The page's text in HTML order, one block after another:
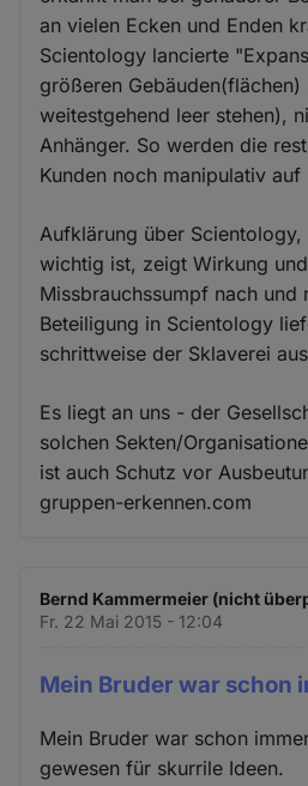
an vielen Ecken und Enden
Scientology lancierte
größeren Gebäuden(flächen)
weitestgehend leer stehen),
Anhänger. So werden die
Kunden noch manipulativ auf
Aufklärung über
wichtig ist, zeigt Wirkung
Missbrauchssumpf nach und
Beteiligung in Scientology
schrittweise der Sklaverei
Es liegt an uns - der
solchen Sekten/
ist auch Schutz vor
gruppen-erkennen.com
Bernd Kammermeier (nicht
Fr. 22 Mai 2015 - 12:04
Mein Bruder war schon
Mein Bruder war schon
gewesen für skurrile Ideen.